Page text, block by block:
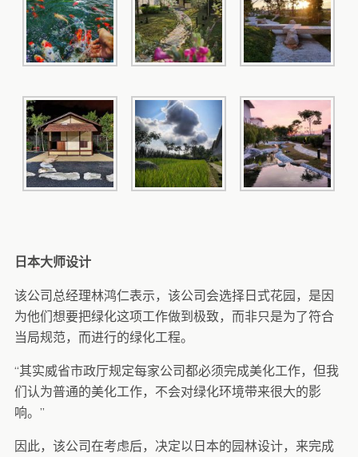
日本大师设计
该公司总经理林鸿仁表示，该公司会选择日式花园，是因
为他们想要把绿化这项工作做到极致，而非只是为了符合
当局规范，而进行的绿化工程。
“其实威省市政厅规定每家公司都必须完成美化工作，但我
们认为普通的美化工作，不会对绿化环境带来很大的影
响。”
因此，该公司在考虑后，决定以日本的园林设计，来完成